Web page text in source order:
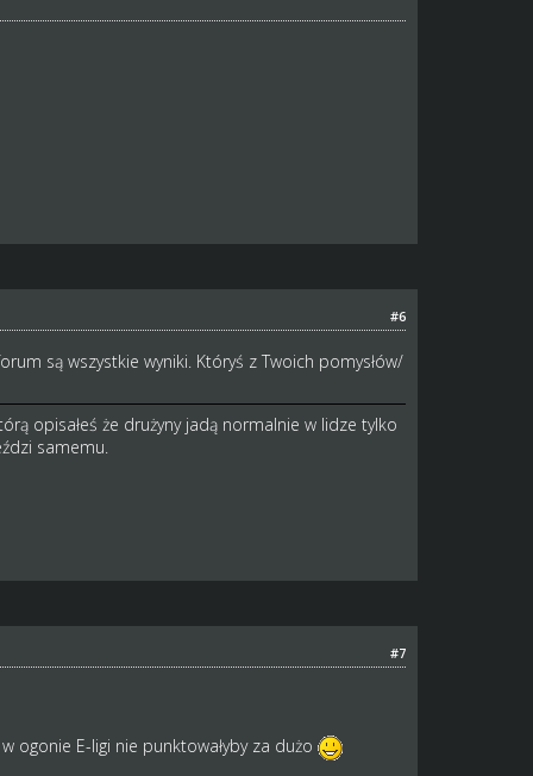
#6
są wszystkie wyniki. Któryś z Twoich pomysłów/
opisałeś że drużyny jadą normalnie w lidze tylko
samemu.
#7
ogonie E-ligi nie punktowałyby za dużo